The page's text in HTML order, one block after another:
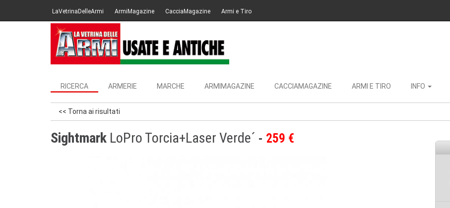
LaVetrinaDelleArmi ArmiMagazine CacciaMagazine Armi e Tiro
RICERCA ARMERIE MARCHE ARMIMAGAZINE CACCIAMAGAZINE ARMI E TIRO INFO
<< Torna ai risultati
Sightmark LoPro Torcia+Laser Verde´ 259 €